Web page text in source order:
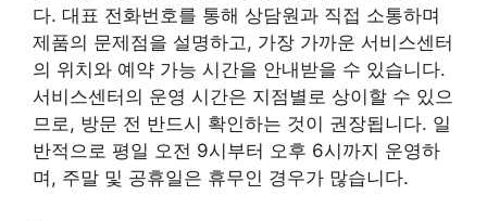
다. 대표 전화번호를 통해 상담원과 직접 소통하며
제품의 문제점을 설명하고, 가장 가까운 서비스센터
의 위치와 예약 가능 시간을 안내받을 수 있습니다.
서비스센터의 운영 시간은 지점별로 상이할 수 있으
므로, 방문 전 반드시 확인하는 것이 권장됩니다. 일
반적으로 평일 오전 9시부터 오후 6시까지 운영하
며, 주말 및 공휴일은 휴무인 경우가 많습니다.